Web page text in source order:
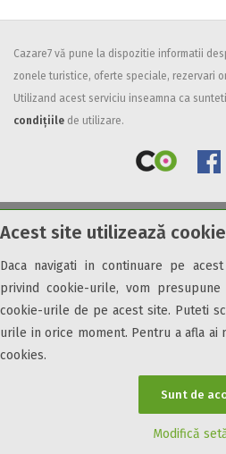
Acest site utilizează
Daca navigati in continuare pe
privind cookie-urile, vom
cookie-urile de pe acest site. Puteti
urile in orice moment. Pentru a afla
cookies.
Sunt de
Modifică
Facilități
Internet wireless
All inclusive
Pensiune completa
Demipensiune
Mic dejun
Accepta animale
Accepta voucher vacanta
Acces persoane cu dizabilități
Cazare7 vă pune la dispozitie informatii
zonele turistice, oferte speciale, rezervari
Utilizand acest serviciu inseamna ca
condițiile de utilizare.
© 2026 Cazare7. Toate
Obiective turistice Informații utile